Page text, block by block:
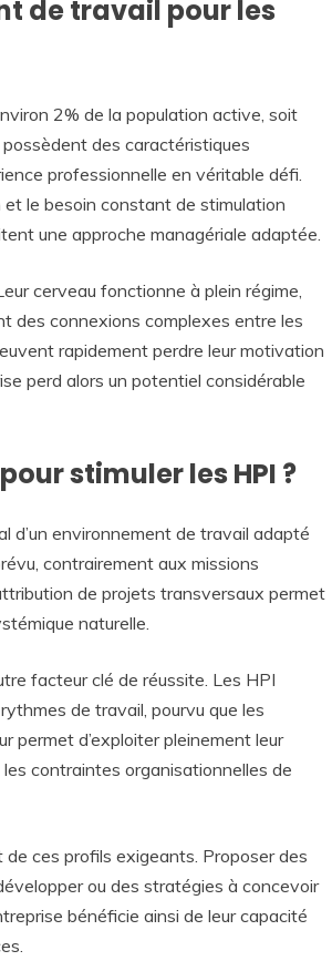
de travail pour les
2% de la population active, soit
des caractéristiques
professionnelle en véritable défi.
et le besoin constant de stimulation
une approche managériale adaptée.
cerveau fonctionne à plein régime,
des connexions complexes entre les
rapidement perdre leur motivation
perd alors un potentiel considérable
stimuler les HPI ?
d’un environnement de travail adapté
contrairement aux missions
de projets transversaux permet
naturelle.
facteur clé de réussite. Les HPI
de travail, pourvu que les
permet d’exploiter pleinement leur
contraintes organisationnelles de
de ces profils exigeants. Proposer des
ou des stratégies à concevoir
bénéficie ainsi de leur capacité